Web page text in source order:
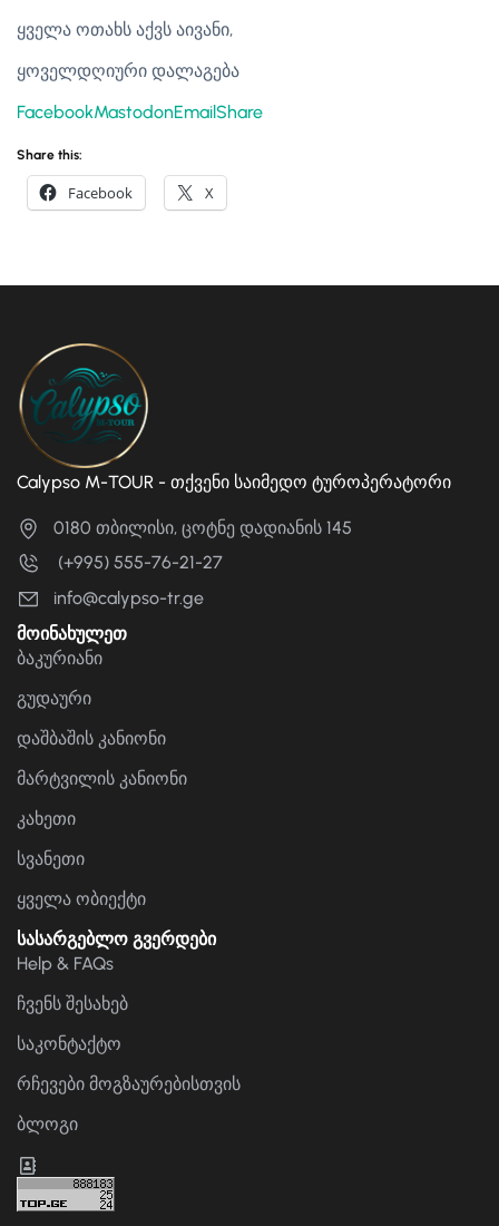
ყველა ოთახს აქვს აივანი,
ყოველდღიური დალაგება
FacebookMastodonEmailShare
Share this:
Facebook X
Calypso M-TOUR - თქვენი საიმედო ტუროპერატორი
0180 თბილისი, ცოტნე დადიანის 145
(+995) 555-76-21-27
info@calypso-tr.ge
მოინახულეთ
ბაკურიანი
გუდაური
დაშბაშის კანიონი
მარტვილის კანიონი
კახეთი
სვანეთი
ყველა ობიექტი
სასარგებლო გვერდები
Help & FAQs
ჩვენს შესახებ
საკონტაქტო
რჩევები მოგზაურებისთვის
ბლოგი